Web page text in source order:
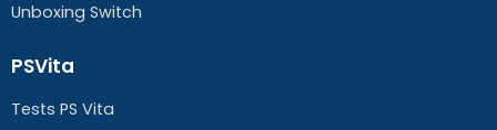
Unboxing Switch
PSVita
Tests PS Vita